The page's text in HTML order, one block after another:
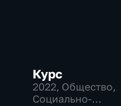
Курс
2022, Общество,
Социально-